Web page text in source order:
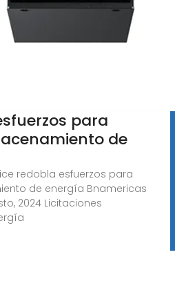
para
de
redobla esfuerzos para
de energía Bnamericas
2024 Licitaciones